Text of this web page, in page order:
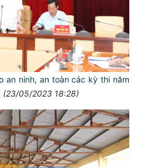
an ninh, an toàn các kỳ thi năm
(23/05/2023 18:28)